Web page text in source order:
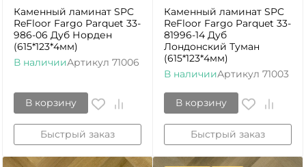
Каменный ламинат SPC
ReFloor Fargo Parquet 33-
986-06 Дуб Норден
(615*123*4мм)
В наличииАртикул 71006
В корзину
Быстрый заказ
Каменный ламинат SPC
ReFloor Fargo Parquet 33-
81996-14 Дуб
Лондонский Туман
(615*123*4мм)
В наличииАртикул 71003
В корзину
Быстрый заказ